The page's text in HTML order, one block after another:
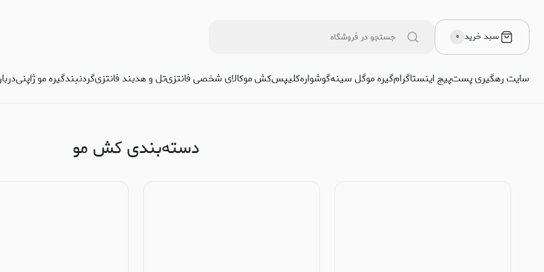
سبد خرید ۰
سایت رهگیری پستپیج اینستاگرامگیره موگل سینهگوشوارهکلیپسکش موکالای شخصی فانتزیتل و هدبند فانتزیگردنبندگیره مو ژاپنی
دسته‌بندی کش مو